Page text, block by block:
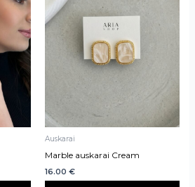
Auskarai
Marble auskarai Cream
16.00 €